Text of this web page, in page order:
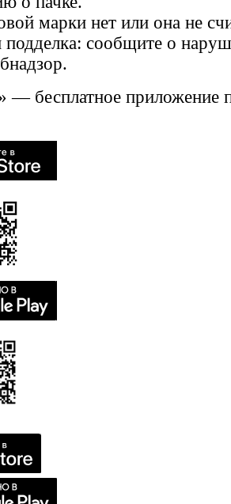
марки нет или она не
подделка: сообщите о
— бесплатное приложение